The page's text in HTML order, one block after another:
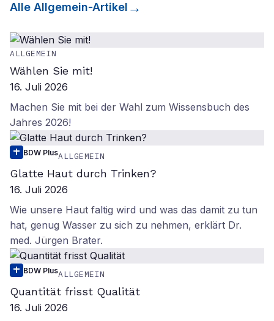
Alle Allgemein-Artikel
ALLGEMEIN
Wählen Sie mit!
16. Juli 2026
Machen Sie mit bei der Wahl zum Wissensbuch des
Jahres 2026!
BDW PlusALLGEMEIN
Glatte Haut durch Trinken?
16. Juli 2026
Wie unsere Haut faltig wird und was das damit zu tun
hat, genug Wasser zu sich zu nehmen, erklärt Dr.
med. Jürgen Brater.
BDW PlusALLGEMEIN
Quantität frisst Qualität
16. Juli 2026